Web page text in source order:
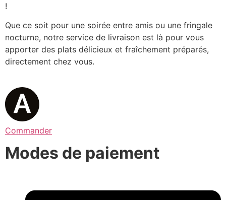
!
Que ce soit pour une soirée entre amis ou une fringale
nocturne, notre service de livraison est là pour vous
apporter des plats délicieux et fraîchement préparés,
directement chez vous.
Commander
Modes de paiement